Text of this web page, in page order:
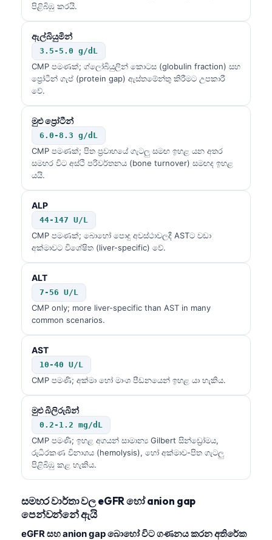
පිළිබිඹු කරයි.
ඇල්බියුමින්
3.5-5.0 g/dL
CMP පමණක්; ග්ලෝබියුලින් කොටස (globulin fraction) සහ
ප්‍රෝටීන් ගැප් (protein gap) ඇස්තමේන්තු කිරීමට උපකාරී
වේ.
මුළු ප්‍රෝටීන්
6.0-8.3 g/dL
CMP පමණක්; පිත ප්‍රවාහයේ ගැටලු සමඟ ඉහළ යන අතර
සමහර විට අස්ථි පරිවර්තනය (bone turnover) සමඟද ඉහළ
යයි.
ALP
44-147 U/L
CMP පමණක්; බොහෝ පොදු අවස්ථාවලදී ASTට වඩා
අක්මාවට විශේෂිත (liver-specific) වේ.
ALT
7-56 U/L
CMP only; more liver-specific than AST in many
common scenarios.
AST
10-40 U/L
CMP පමණි; අක්මා හෝ මාංශ පීඩනයෙන් ඉහළ යා හැකිය.
මුළු බිලිරුබින්
0.2-1.2 mg/dL
CMP පමණි; ඉහළ අගයන් සාමාන්‍ය Gilbert සින්ඩ්‍රෝමය,
රුධිරකණ විනාශය (hemolysis), හෝ අක්මාව-පිත ගැටලු
පිළිබිඹු කළ හැකිය.
සමහර වාර්තා වල eGFR හෝ anion gap
පෙන්වන්නේ ඇයි
eGFR සහ anion gap බොහෝ විට ගණනය කරන අතිරේක